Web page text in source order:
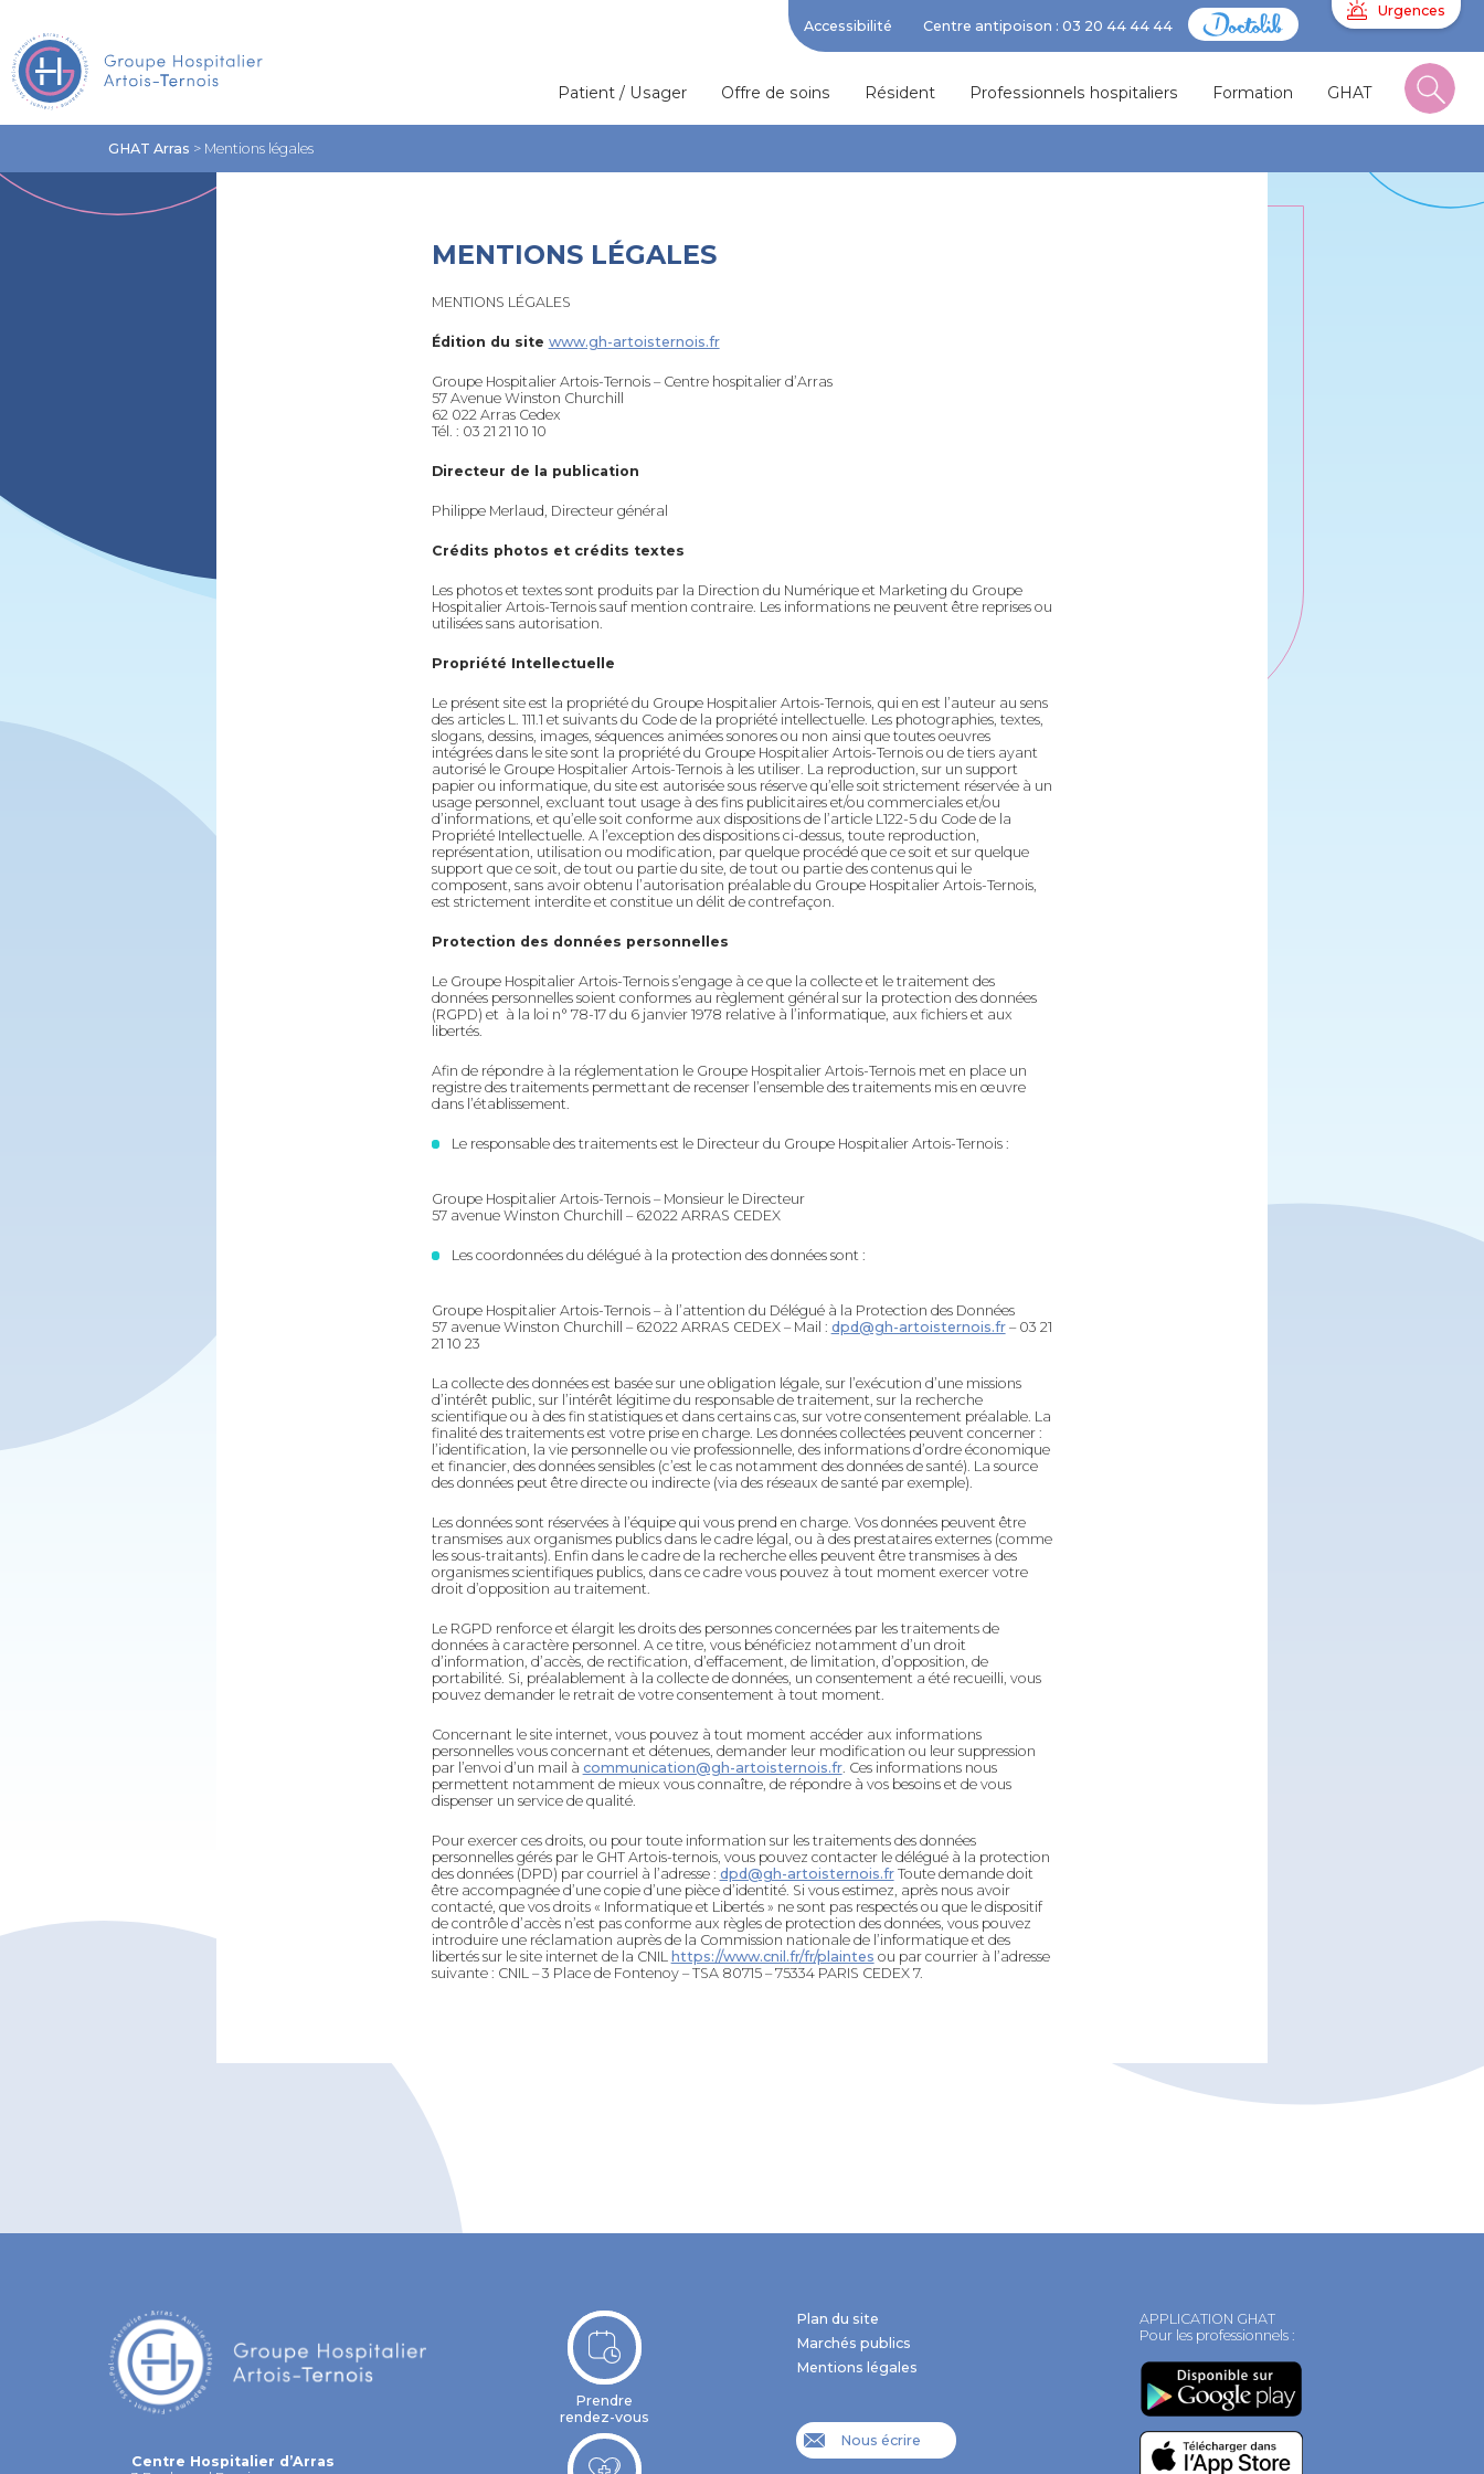
Accessibilité Centre antipoison : 03 20 44 44 44
Urgences
Patient / Usager Offre de soins Résident Professionnels hospitaliers Formation GHAT
GHAT Arras > Mentions légales
MENTIONS LÉGALES
MENTIONS LÉGALES
Édition du site www.gh-artoisternois.fr
Groupe Hospitalier Artois-Ternois – Centre hospitalier d’Arras
57 Avenue Winston Churchill
62 022 Arras Cedex
Tél. : 03 21 21 10 10
Directeur de la publication
Philippe Merlaud, Directeur général
Crédits photos et crédits textes
Les photos et textes sont produits par la Direction du Numérique et Marketing du Groupe
Hospitalier Artois-Ternois sauf mention contraire. Les informations ne peuvent être reprises ou
utilisées sans autorisation.
Propriété Intellectuelle
Le présent site est la propriété du Groupe Hospitalier Artois-Ternois, qui en est l’auteur au sens
des articles L. 111.1 et suivants du Code de la propriété intellectuelle. Les photographies, textes,
slogans, dessins, images, séquences animées sonores ou non ainsi que toutes oeuvres
intégrées dans le site sont la propriété du Groupe Hospitalier Artois-Ternois ou de tiers ayant
autorisé le Groupe Hospitalier Artois-Ternois à les utiliser. La reproduction, sur un support
papier ou informatique, du site est autorisée sous réserve qu’elle soit strictement réservée à un
usage personnel, excluant tout usage à des fins publicitaires et/ou commerciales et/ou
d’informations, et qu’elle soit conforme aux dispositions de l’article L122-5 du Code de la
Propriété Intellectuelle. A l’exception des dispositions ci-dessus, toute reproduction,
représentation, utilisation ou modification, par quelque procédé que ce soit et sur quelque
support que ce soit, de tout ou partie du site, de tout ou partie des contenus qui le
composent, sans avoir obtenu l’autorisation préalable du Groupe Hospitalier Artois-Ternois,
est strictement interdite et constitue un délit de contrefaçon.
Protection des données personnelles
Le Groupe Hospitalier Artois-Ternois s’engage à ce que la collecte et le traitement des
données personnelles soient conformes au règlement général sur la protection des données
(RGPD) et à la loi n° 78-17 du 6 janvier 1978 relative à l’informatique, aux fichiers et aux
libertés.
Afin de répondre à la réglementation le Groupe Hospitalier Artois-Ternois met en place un
registre des traitements permettant de recenser l’ensemble des traitements mis en œuvre
dans l’établissement.
Le responsable des traitements est le Directeur du Groupe Hospitalier Artois-Ternois :
Groupe Hospitalier Artois-Ternois – Monsieur le Directeur
57 avenue Winston Churchill – 62022 ARRAS CEDEX
Les coordonnées du délégué à la protection des données sont :
Groupe Hospitalier Artois-Ternois – à l’attention du Délégué à la Protection des Données
57 avenue Winston Churchill – 62022 ARRAS CEDEX – Mail : dpd@gh-artoisternois.fr– 03 21
21 10 23
La collecte des données est basée sur une obligation légale, sur l’exécution d’une missions
d’intérêt public, sur l’intérêt légitime du responsable de traitement, sur la recherche
scientifique ou à des fin statistiques et dans certains cas, sur votre consentement préalable. La
finalité des traitements est votre prise en charge. Les données collectées peuvent concerner :
l’identification, la vie personnelle ou vie professionnelle, des informations d’ordre économique
et financier, des données sensibles (c’est le cas notamment des données de santé). La source
des données peut être directe ou indirecte (via des réseaux de santé par exemple).
Les données sont réservées à l’équipe qui vous prend en charge. Vos données peuvent être
transmises aux organismes publics dans le cadre légal, ou à des prestataires externes (comme
les sous-traitants). Enfin dans le cadre de la recherche elles peuvent être transmises à des
organismes scientifiques publics, dans ce cadre vous pouvez à tout moment exercer votre
droit d’opposition au traitement.
Le RGPD renforce et élargit les droits des personnes concernées par les traitements de
données à caractère personnel. A ce titre, vous bénéficiez notamment d’un droit
d’information, d’accès, de rectification, d’effacement, de limitation, d’opposition, de
portabilité. Si, préalablement à la collecte de données, un consentement a été recueilli, vous
pouvez demander le retrait de votre consentement à tout moment.
Concernant le site internet, vous pouvez à tout moment accéder aux informations
personnelles vous concernant et détenues, demander leur modification ou leur suppression
par l’envoi d’un mail à communication@gh-artoisternois.fr. Ces informations nous
permettent notamment de mieux vous connaître, de répondre à vos besoins et de vous
dispenser un service de qualité.
Pour exercer ces droits, ou pour toute information sur les traitements des données
personnelles gérés par le GHT Artois-ternois, vous pouvez contacter le délégué à la protection
des données (DPD) par courriel à l’adresse : dpd@gh-artoisternois.frToute demande doit
être accompagnée d’une copie d’une pièce d’identité. Si vous estimez, après nous avoir
contacté, que vos droits « Informatique et Libertés » ne sont pas respectés ou que le dispositif
de contrôle d’accès n’est pas conforme aux règles de protection des données, vous pouvez
introduire une réclamation auprès de la Commission nationale de l’informatique et des
libertés sur le site internet de la CNIL https://www.cnil.fr/fr/plaintes ou par courrier à l’adresse
suivante : CNIL – 3 Place de Fontenoy – TSA 80715 – 75334 PARIS CEDEX 7.
Centre Hospitalier d’Arras
Prendre
rendez-vous
Plan du site
Marchés publics
Mentions légales
Nous écrire
APPLICATION GHAT
Pour les professionnels :